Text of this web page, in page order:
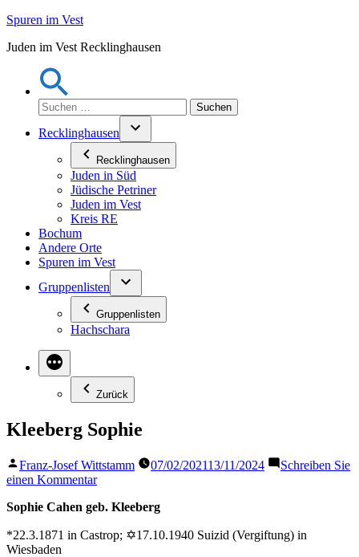
Zum
springen
Spuren im Vest
Juden im Vest Recklinghausen
Suchen
nach:
Recklinghausen
Recklinghausen
Juden in Süd
Jüdische Petriner
Juden im Vest
Kreis RE
Bochum
Andere Orte
Spuren im Vest
Gruppenlisten
Gruppenlisten
Hachschara
Zurück
Kleeberg Sophie
Veröffentlicht
von
Franz-Josef Wittstamm 07/02/202113/11/2024
Schreiben Sie
einen Kommentarzu
Sophie
Sophie Cahen geb. Kleeberg
*22.3.1871 in Castrop; ✡17.10.1940 Suizid (Vergiftung) in
Wiesbaden